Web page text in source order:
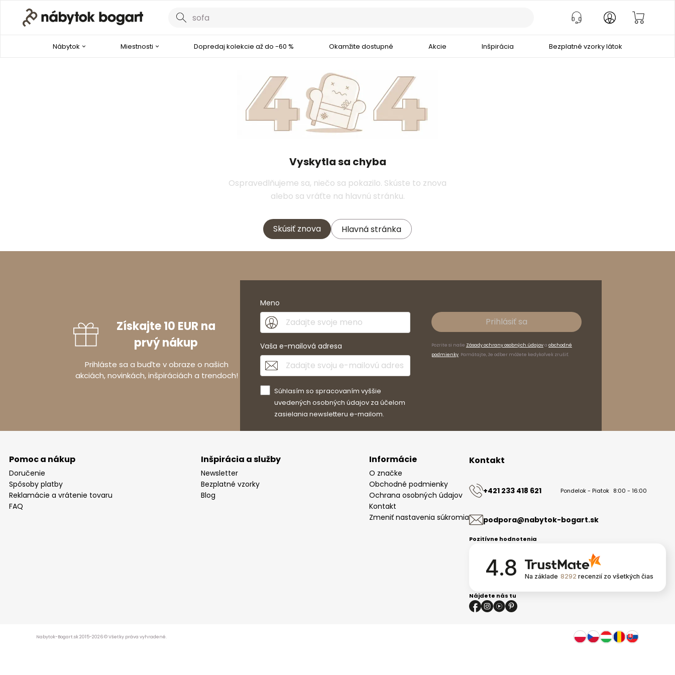
Nábytok Miestnosti Dopredaj kolekcie až do -60 % Okamžite dostupné Akcie Inšpirácia Bezplatné vzorky látok
Vyskytla sa chyba
Ospravedlňujeme sa, niečo sa pokazilo. Skúste to znova
alebo sa vráťte na hlavnú stránku.
Skúsiť znova Hlavná stránka
Získajte 10 EUR na
prvý nákup
Prihláste sa a buďte v obraze o našich
akciách, novinkách, inšpiráciách a trendoch!
Meno
Vaša e-mailová adresa
Súhlasím so spracovaním vyššie
uvedených osobných údajov za účelom
zasielania newsletteru e-mailom.
Prihlásiť sa
Pozrite si naše Zásady ochrany osobných údajova obchodné
podmienky. Pamätajte, že odber môžete kedykoľvek zrušiť.
Pomoc a nákup
Doručenie
Spôsoby platby
Reklamácie a vrátenie tovaru
FAQ
Inšpirácia a služby
Newsletter
Bezplatné vzorky
Blog
Informácie
O značke
Obchodné podmienky
Ochrana osobných údajov
Kontakt
Zmeniť nastavenia súkromia
Kontakt
+421 233 418 621 Pondelok - Piatok 8:00 - 16:00
podpora@nabytok-bogart.sk
Pozitívne hodnotenia
4.8 Na základe 8292 recenzií zo všetkých čias
Nájdete nás tu
Nabytok-Bogart.sk 2015-2026 © Všetky práva vyhradené.